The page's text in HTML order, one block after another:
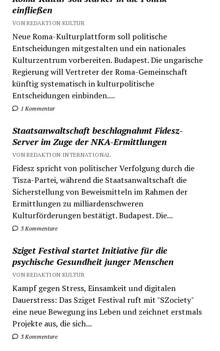
einfließen
VON REDAKTION KULTUR
Neue Roma-Kulturplattform soll politische
Entscheidungen mitgestalten und ein nationales
Kulturzentrum vorbereiten. Budapest. Die ungarische
Regierung will Vertreter der Roma-Gemeinschaft
künftig systematisch in kulturpolitische
Entscheidungen einbinden....
1 Kommentar
Staatsanwaltschaft beschlagnahmt Fidesz-
Server im Zuge der NKA-Ermittlungen
VON REDAKTION INTERNATIONAL
Fidesz spricht von politischer Verfolgung durch die
Tisza-Partei, während die Staatsanwaltschaft die
Sicherstellung von Beweismitteln im Rahmen der
Ermittlungen zu milliardenschweren
Kulturförderungen bestätigt. Budapest. Die...
3 Kommentare
Sziget Festival startet Initiative für die
psychische Gesundheit junger Menschen
VON REDAKTION KULTUR
Kampf gegen Stress, Einsamkeit und digitalen
Dauerstress: Das Sziget Festival ruft mit "SZociety"
eine neue Bewegung ins Leben und zeichnet erstmals
Projekte aus, die sich...
3 Kommentare